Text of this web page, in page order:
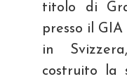
titolo di
presso il
in
costruito la